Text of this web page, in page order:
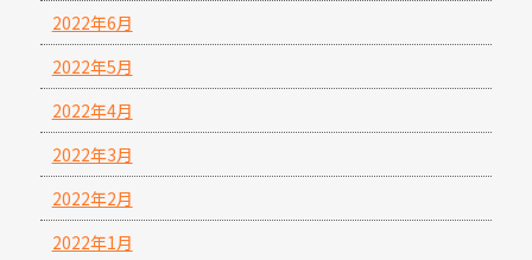
2022年6月
2022年5月
2022年4月
2022年3月
2022年2月
2022年1月